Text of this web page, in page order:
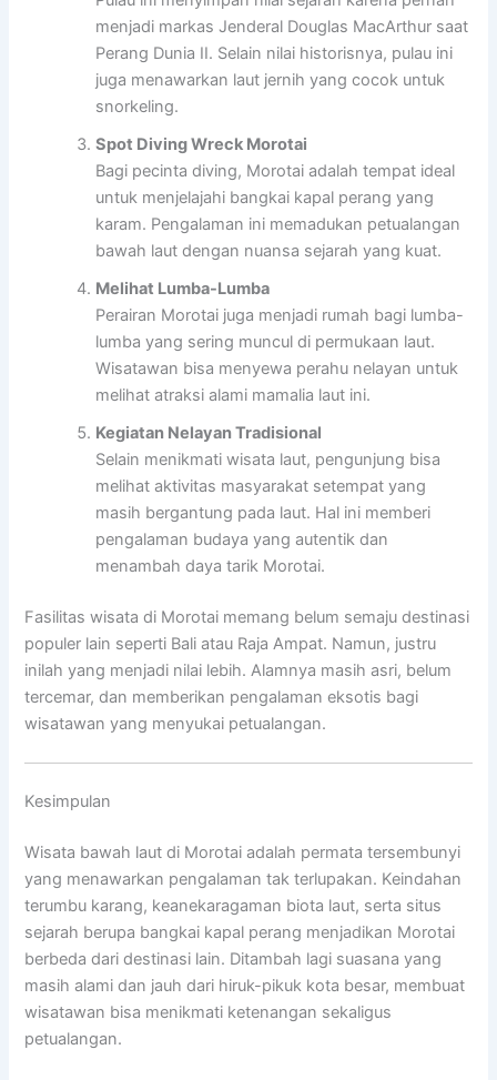
menjadi markas Jenderal Douglas MacArthur saat
Perang Dunia II. Selain nilai historisnya, pulau ini
juga menawarkan laut jernih yang cocok untuk
snorkeling.
Spot Diving Wreck Morotai
Bagi pecinta diving, Morotai adalah tempat ideal
untuk menjelajahi bangkai kapal perang yang
karam. Pengalaman ini memadukan petualangan
bawah laut dengan nuansa sejarah yang kuat.
Melihat Lumba-Lumba
Perairan Morotai juga menjadi rumah bagi lumba-
lumba yang sering muncul di permukaan laut.
Wisatawan bisa menyewa perahu nelayan untuk
melihat atraksi alami mamalia laut ini.
Kegiatan Nelayan Tradisional
Selain menikmati wisata laut, pengunjung bisa
melihat aktivitas masyarakat setempat yang
masih bergantung pada laut. Hal ini memberi
pengalaman budaya yang autentik dan
menambah daya tarik Morotai.
Fasilitas wisata di Morotai memang belum semaju destinasi
populer lain seperti Bali atau Raja Ampat. Namun, justru
inilah yang menjadi nilai lebih. Alamnya masih asri, belum
tercemar, dan memberikan pengalaman eksotis bagi
wisatawan yang menyukai petualangan.
Kesimpulan
Wisata bawah laut di Morotai adalah permata tersembunyi
yang menawarkan pengalaman tak terlupakan. Keindahan
terumbu karang, keanekaragaman biota laut, serta situs
sejarah berupa bangkai kapal perang menjadikan Morotai
berbeda dari destinasi lain. Ditambah lagi suasana yang
masih alami dan jauh dari hiruk-pikuk kota besar, membuat
wisatawan bisa menikmati ketenangan sekaligus
petualangan.